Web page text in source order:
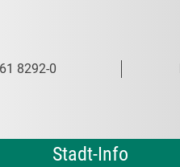
8292-0
Stadt-Info